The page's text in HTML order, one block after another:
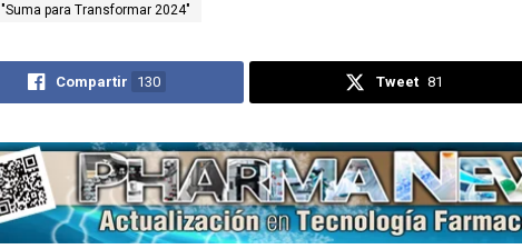
"Suma para Transformar 2024"
Compartir 130 Tweet 81